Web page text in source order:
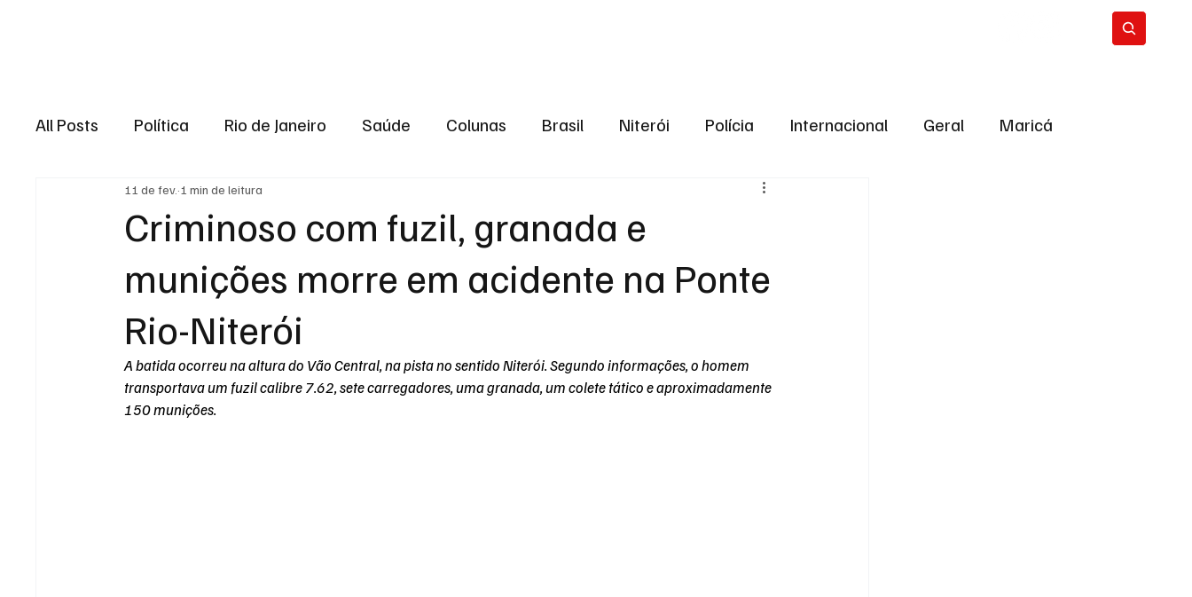
All Posts Política Rio de Janeiro Saúde Colunas Brasil Niterói Polícia Internacional Geral Maricá
Região dos lagos Baixada Fluminense Região Metropolitana
Niterói Zona Oeste Região serrana Economia Zona Norte Opinião
Entretenimento Serviço
Criminoso com fuzil, granada e
munições morre em acidente na Ponte
Rio-Niterói
11 de fev. 1 min de leitura
A batida ocorreu na altura do Vão Central, na pista no sentido Niterói. Segundo informações, o homem
transportava um fuzil calibre 7.62, sete carregadores, uma granada, um colete tático e aproximadamente
150 munições.